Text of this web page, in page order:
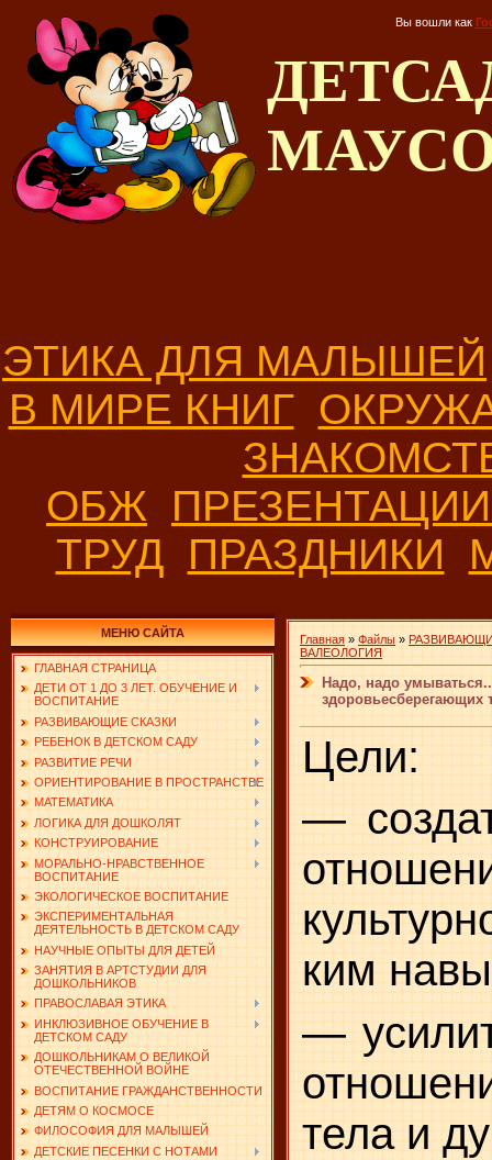
Вы вошли как
ЭТИКА ДЛЯ МАЛЫШЕЙ
В МИРЕ КНИГ
ОБЖ
ТРУД ПРАЗДНИКИ
МЕНЮ САЙТА
ГЛАВНАЯ СТРАНИЦА
ДЕТИ ОТ 1 ДО 3 ЛЕТ. ОБУЧЕНИЕ И
ВОСПИТАНИЕ
РАЗВИВАЮЩИЕ СКАЗКИ
РЕБЕНОК В ДЕТСКОМ САДУ
РАЗВИТИЕ РЕЧИ
ОРИЕНТИРОВАНИЕ В ПРОСТРАНСТВЕ
МАТЕМАТИКА
ЛОГИКА ДЛЯ ДОШКОЛЯТ
КОНСТРУИРОВАНИЕ
МОРАЛЬНО-НРАВСТВЕННОЕ
ВОСПИТАНИЕ
ЭКОЛОГИЧЕСКОЕ ВОСПИТАНИЕ
ЭКСПЕРИМЕНТАЛЬНАЯ
ДЕЯТЕЛЬНОСТЬ В ДЕТСКОМ САДУ
НАУЧНЫЕ ОПЫТЫ ДЛЯ ДЕТЕЙ
ЗАНЯТИЯ В АРТСТУДИИ ДЛЯ
ДОШКОЛЬНИКОВ
ПРАВОСЛАВАЯ ЭТИКА
ИНКЛЮЗИВНОЕ ОБУЧЕНИЕ В
ДЕТСКОМ САДУ
ДОШКОЛЬНИКАМ О ВЕЛИКОЙ
ОТЕЧЕСТВЕННОЙ ВОЙНЕ
ВОСПИТАНИЕ ГРАЖДАНСТВЕННОСТИ
ДЕТЯМ О КОСМОСЕ
ФИЛОСОФИЯ ДЛЯ МАЛЫШЕЙ
ДЕТСКИЕ ПЕСЕНКИ С НОТАМИ
Главная » Файлы »
ВАЛЕОЛОГИЯ
Надо, надо
здоровьесберегающих
Цели:
—
ким
—
тела и